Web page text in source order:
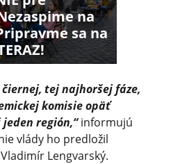
na
sa na
tej najhoršej fáze,
komisie opäť
región,“informujú
vlády ho predložil
Lengvarský.